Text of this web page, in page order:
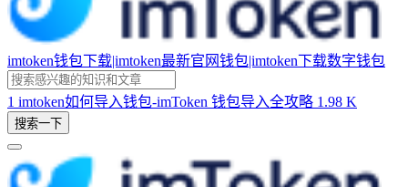
imtoken钱包下载|imtoken最新官网钱包|imtoken下载数字钱包
1 imtoken如何导入钱包-imToken 钱包导入全攻略 1.98 K
搜索一下